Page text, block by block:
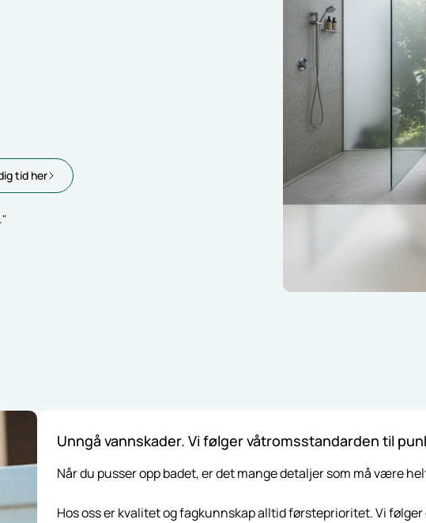
tid her
Unngå vannskader. Vi følger våtromsstandarden til
Når du pusser opp badet, er det mange detaljer som må være
Hos oss er kvalitet og fagkunnskap alltid førsteprioritet. Vi